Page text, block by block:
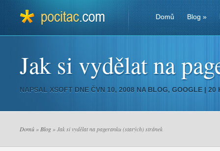
Domů Blog»
Jak si vydělat na
NAPSAL XSOFT DNE ČVN 10, 2008 NA BLOG, GOOGLE | 20
Domů » Blog » Jak si vydělat na pageranku (starých) stránek